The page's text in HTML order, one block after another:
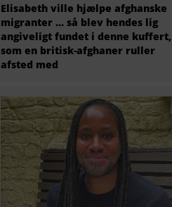
Elisabeth ville hjælpe afghanske
migranter … så blev hendes lig
angiveligt fundet i denne kuffert,
som en britisk-afghaner ruller
afsted med